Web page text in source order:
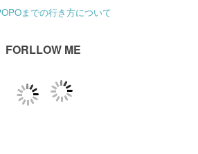
までの行き方について
FORLLOW ME